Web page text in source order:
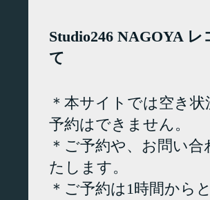
Studio246 NAGOYA
て
＊本サイトでは空き
予約はできません。
＊ご予約や、お問い
たします。
＊ご予約は1時間から